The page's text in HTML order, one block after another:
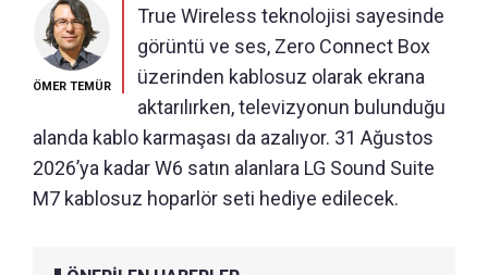
ÖMER TEMÜR
True Wireless teknolojisi sayesinde
görüntü ve ses, Zero Connect Box
üzerinden kablosuz olarak ekrana
aktarılırken, televizyonun bulunduğu
alanda kablo karmaşası da azalıyor. 31 Ağustos
2026’ya kadar W6 satın alanlara LG Sound Suite
M7 kablosuz hoparlör seti hediye edilecek.